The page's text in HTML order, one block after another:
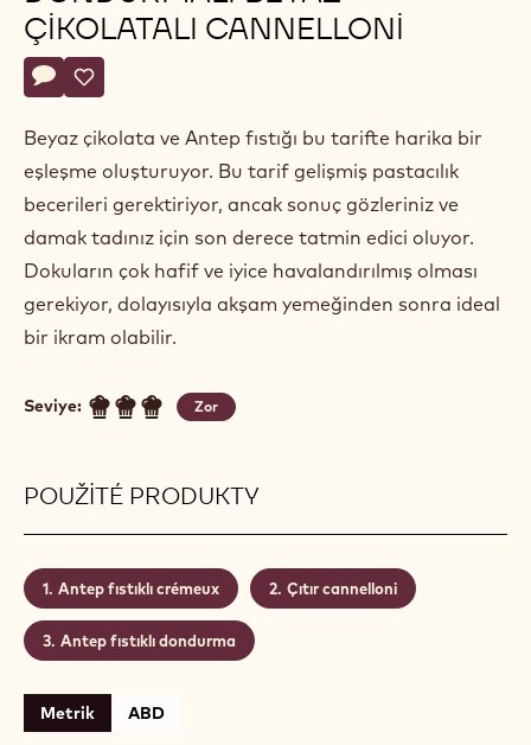
ÇIKOLATALI CANNELLONI
Actions
Yorum yaz
- Antep fıstıklı ve dondurmalı beyaz çikolatalı cannelloni
Kaydet
- Antep fıstıklı ve dondurmalı beyaz çikolatalı
Beyaz çikolata ve Antep fıstığı bu tarifte harika bir
eşleşme oluşturuyor. Bu tarif gelişmiş pastacılık
becerileri gerektiriyor, ancak sonuç gözleriniz ve
damak tadınız için son derece tatmin edici oluyor.
Dokuların çok hafif ve iyice havalandırılmış olması
gerekiyor, dolayısıyla akşam yemeğinden sonra ideal
bir ikram olabilir.
Seviye: Zor
POUŽITÉ PRODUKTY
Antep fıstıklı crémeux Çıtır cannelloni
Antep fıstıklı dondurma
Metrik ABD